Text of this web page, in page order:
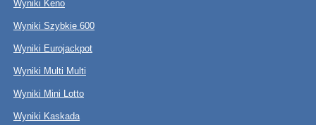
Wyniki Keno
Wyniki Szybkie 600
Wyniki Eurojackpot
Wyniki Multi Multi
Wyniki Mini Lotto
Wyniki Kaskada